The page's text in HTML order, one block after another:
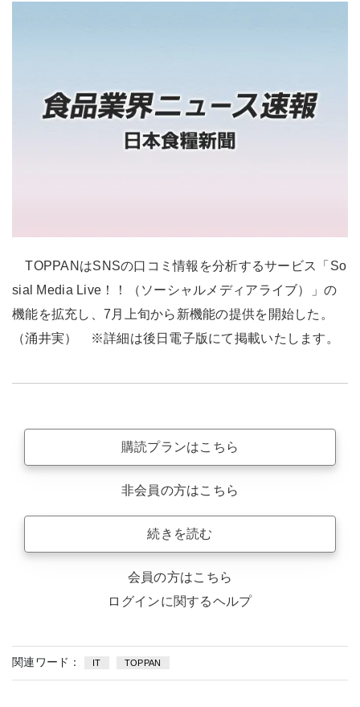
TOPPANはSNSの口コミ情報を分析するサービス「So
sial Media Live！！（ソーシャルメディアライブ）」の
機能を拡充し、7月上旬から新機能の提供を開始した。
（涌井実） ※詳細は後日電子版にて掲載いたします。
購読プランはこちら
非会員の方はこちら
続きを読む
会員の方はこちら
ログインに関するヘルプ
関連ワード： IT TOPPAN